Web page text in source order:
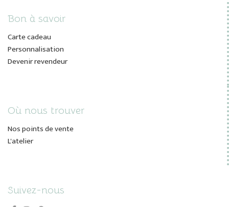
Bon à savoir
Carte cadeau
Personnalisation
Devenir revendeur
Où nous trouver
Nos points de vente
L'atelier
Suivez-nous